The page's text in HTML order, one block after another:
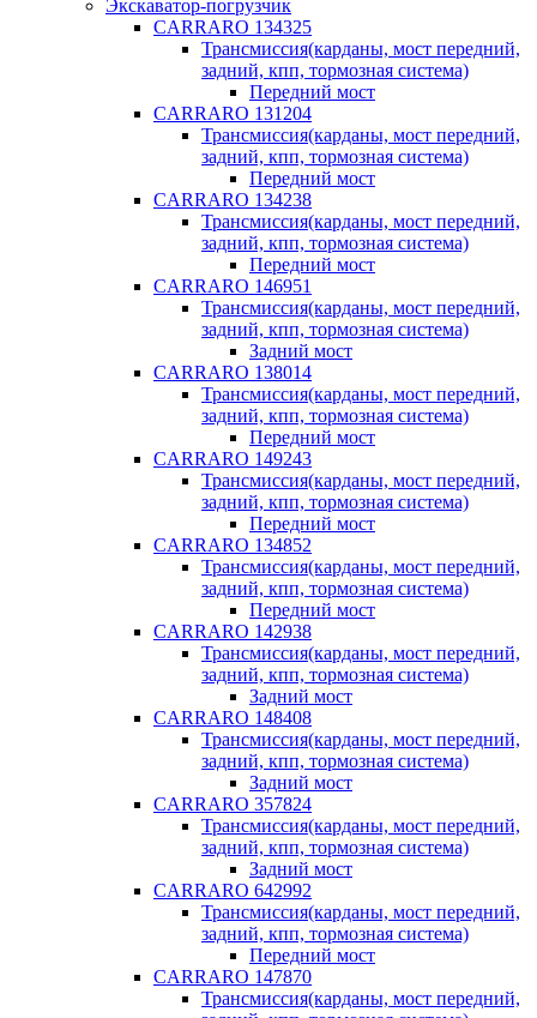
Экскаватор-погрузчик
CARRARO 134325
Трансмиссия(карданы, мост передний,
задний, кпп, тормозная система)
Передний мост
CARRARO 131204
Трансмиссия(карданы, мост передний,
задний, кпп, тормозная система)
Передний мост
CARRARO 134238
Трансмиссия(карданы, мост передний,
задний, кпп, тормозная система)
Передний мост
CARRARO 146951
Трансмиссия(карданы, мост передний,
задний, кпп, тормозная система)
Задний мост
CARRARO 138014
Трансмиссия(карданы, мост передний,
задний, кпп, тормозная система)
Передний мост
CARRARO 149243
Трансмиссия(карданы, мост передний,
задний, кпп, тормозная система)
Передний мост
CARRARO 134852
Трансмиссия(карданы, мост передний,
задний, кпп, тормозная система)
Передний мост
CARRARO 142938
Трансмиссия(карданы, мост передний,
задний, кпп, тормозная система)
Задний мост
CARRARO 148408
Трансмиссия(карданы, мост передний,
задний, кпп, тормозная система)
Задний мост
CARRARO 357824
Трансмиссия(карданы, мост передний,
задний, кпп, тормозная система)
Задний мост
CARRARO 642992
Трансмиссия(карданы, мост передний,
задний, кпп, тормозная система)
Передний мост
CARRARO 147870
Трансмиссия(карданы, мост передний,